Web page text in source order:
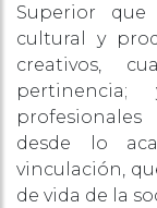
Superior
cultural y
creativos,
desde lo
vinculación,
de vida de la